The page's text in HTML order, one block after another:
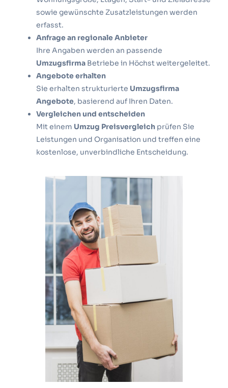
sowie gewünschte Zusatzleistungen werden
erfasst.
Anfrage an regionale Anbieter
Ihre Angaben werden an passende
Umzugsfirma Betriebe in Höchst weitergeleitet.
Angebote erhalten
Sie erhalten strukturierte Umzugsfirma
Angebote, basierend auf Ihren Daten.
Vergleichen und entscheiden
Mit einem Umzug Preisvergleich prüfen Sie
Leistungen und Organisation und treffen eine
kostenlose, unverbindliche Entscheidung.